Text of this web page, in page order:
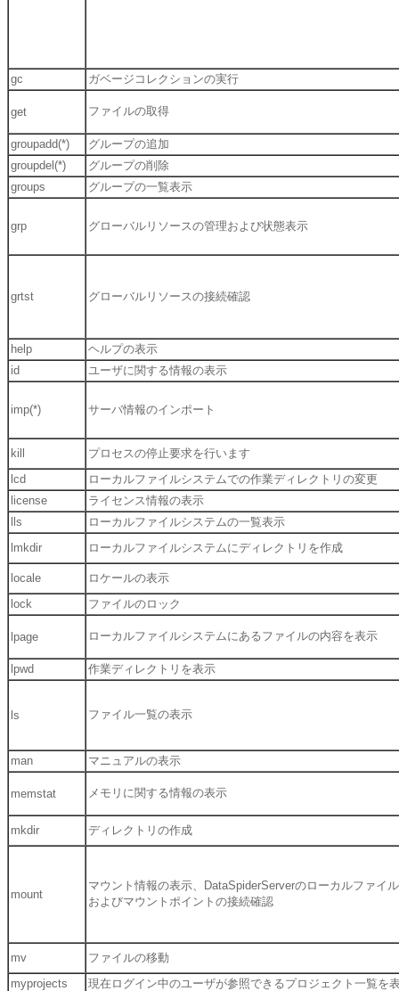
gc ガベージコレクションの実行
get ファイルの取得
groupadd(*)
グループの追加
groupdel(*)
グループの削除
groups
グループの一覧表示
grp グローバルリソースの管理および状態表示
grtst グローバルリソースの接続確認
help
ヘルプの表示
id
ユーザに関する情報の表示
imp(*) サーバ情報のインポート
kill
プロセスの停止要求を行います
lcd
ローカルファイルシステムでの作業ディレクトリの変更
license
ライセンス情報の表示
lls
ローカルファイルシステムの一覧表示
lmkdir
ローカルファイルシステムにディレクトリを作成
locale
ロケールの表示
lock
ファイルのロック
lpage ローカルファイルシステムにあるファイルの内容を表示
lpwd 作業ディレクトリを表示
ls ファイル一覧の表示
man マニュアルの表示
memstat メモリに関する情報の表示
mkdir ディレクトリの作成
mount
マウント情報の表示、DataSpiderServerのローカルファイ
およびマウントポイントの接続確認
mv
ファイルの移動
myprojects
現在ログイン中のユーザが参照できるプロジェクト一覧を